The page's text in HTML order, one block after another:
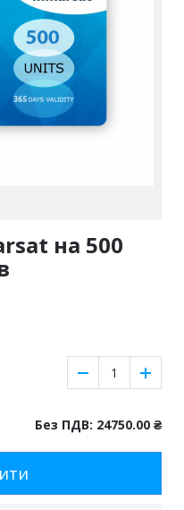
на 500
Без ПДВ: 24750.00 ₴